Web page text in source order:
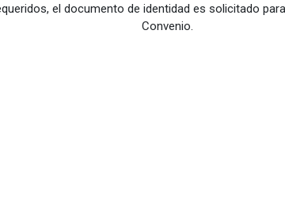
el documento de identidad es solicitado
Convenio.